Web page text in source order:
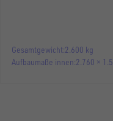
Gesamtgewicht 2.600 kg
Aufbaumaße innen 2.760 ×